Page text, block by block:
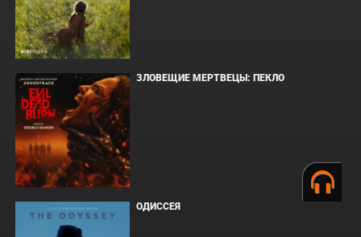
ЗЛОВЕЩИЕ МЕРТВЕЦЫ: ПЕКЛО
ОДИССЕЯ